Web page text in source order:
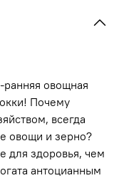
ранняя овощная
Почему
всегда
овощи и зерно?
для здоровья, чем
антоцианным